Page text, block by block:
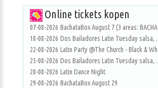
Online tickets kopen
07-08-2026 BachataBox August 7 (3 areas:
18-08-2026 Dos Bailadores Latin Tuesday salsa,
22-08-2026 Latin Party @The Church - Black &
25-08-2026 Dos Bailadores Latin Tuesday salsa,
28-08-2026 Latin Dance Night
29-08-2026 BachataBox August 29